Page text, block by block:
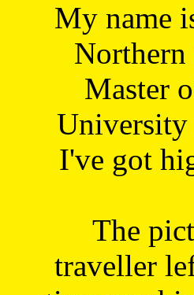
My name
Northern
Master
University
I've got
The
traveller